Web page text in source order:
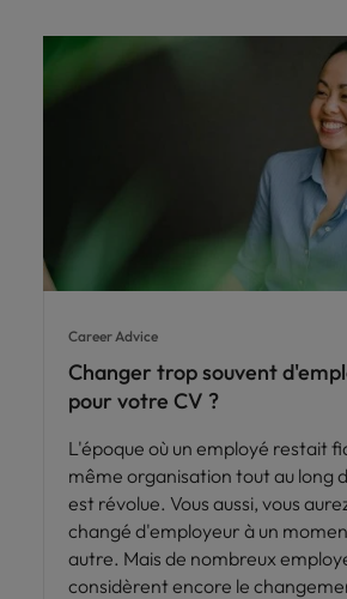
Career Advice
Changer trop souvent
pour votre CV ?
L'époque où un employé restait
même organisation tout au long
est révolue. Vous aussi, vous
changé d'employeur à un
autre. Mais de nombreux
considèrent encore le